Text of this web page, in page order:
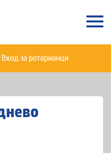
Вход за ротарианци